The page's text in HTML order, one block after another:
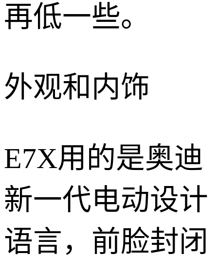
再低一些。
外观和内饰
E7X用的是奥迪
新一代电动设计
语言，前脸封闭